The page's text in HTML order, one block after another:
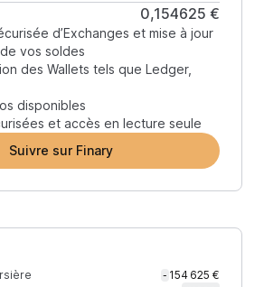
0,154625 €
d’Exchanges et mise à jour
vos soldes
des Wallets tels que Ledger,
disponibles
et accès en lecture seule
Suivre sur Finary
- 154 625 €